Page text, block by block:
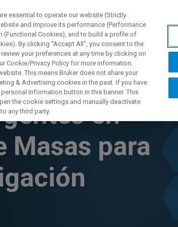
产品与解决方案
en
Masas para
essential to operate our website (Strictly
and improve its performance (Performance
Cookies), and to build a profile of
By clicking "Accept All", you consent to the
your preferences at any time by clicking on
Cookie/Privacy Policy for more information.
This means Bruker does not share your
& Advertising cookies in the past. If you have
Information button in this banner. This
the cookie settings and manually deactivate
any third party.